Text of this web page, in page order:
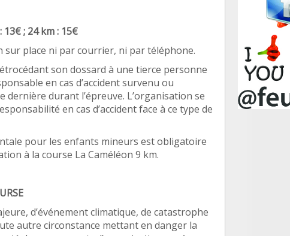
13€ ; 24 km : 15€
sur place ni par courrier, ni par téléphone.
trocédant son dossard à une tierce personne
en cas d’accident survenu ou
dernière durant l’épreuve. L’organisation se
en cas d’accident face à ce type de
pour les enfants mineurs est obligatoire
à la course La Caméléon 9 km.
d’événement climatique, de catastrophe
autre circonstance mettant en danger la